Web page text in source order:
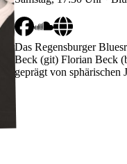
Das Regensburger
Beck (git) Florian Beck
geprägt von